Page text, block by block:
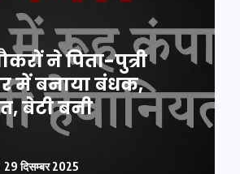
ने पिता-पुत्री
में बनाया बंधक,
बेटी बनी
29 दिसम्बर 2025